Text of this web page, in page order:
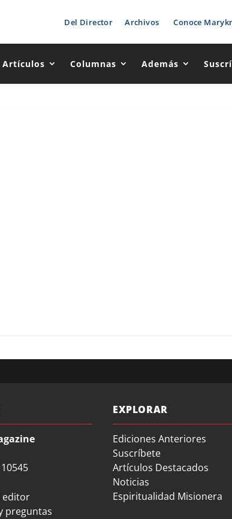
Del Director Archivos Conoce
Artículos Columnas Además
editor
preguntas
EXPLORAR
Ediciones Anteriores
Suscríbete
Artículos Destacados
Noticias
Espiritualidad Misionera